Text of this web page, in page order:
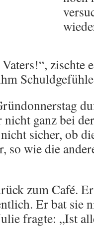
zischte
ganz bei
sicher, ob
so wie die
zum Café.
Er bat sie
fragte: „Ist